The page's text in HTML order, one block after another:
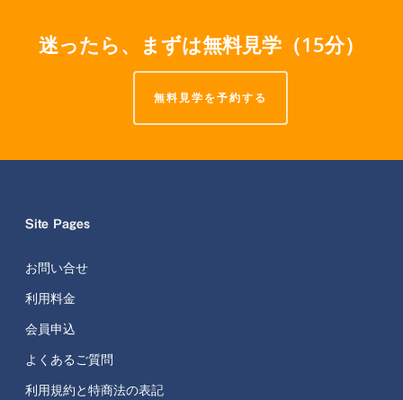
迷ったら、まずは無料見学（15分）
無料見学を予約する
Site Pages
お問い合せ
利用料金
会員申込
よくあるご質問
利用規約と特商法の表記